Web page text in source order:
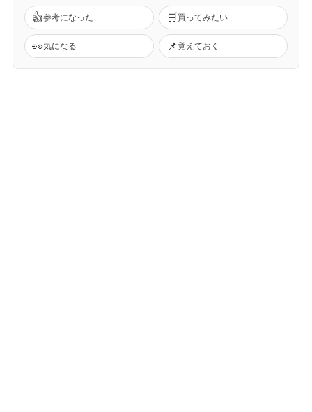
👍参考になった 🛒買ってみたい
👀気になる 📌覚えておく